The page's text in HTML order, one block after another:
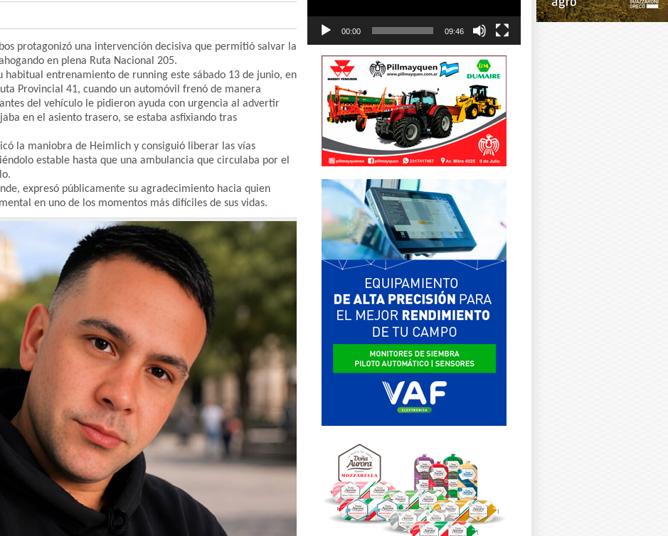
protagonizó una intervención decisiva que permitió salvar la
en plena Ruta Nacional 205.
habitual entrenamiento de running este sábado 13 de junio, en
Provincial 41, cuando un automóvil frenó de manera
del vehículo le pidieron ayuda con urgencia al advertir
en el asiento trasero, se estaba asfixiando tras
la maniobra de Heimlich y consiguió liberar las vías
estable hasta que una ambulancia que circulaba por el
expresó públicamente su agradecimiento hacia quien
en uno de los momentos más difíciles de sus vidas.
00:00 09:46